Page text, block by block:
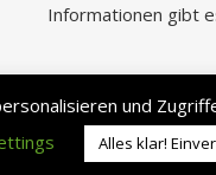
Informationen gibt
2026 © geek's
und
Alles klar!